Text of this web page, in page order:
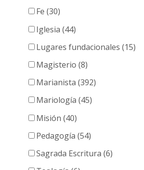
Fe (30)
Iglesia (44)
Lugares fundacionales (15)
Magisterio (8)
Marianista (392)
Mariología (45)
Misión (40)
Pedagogía (54)
Sagrada Escritura (6)